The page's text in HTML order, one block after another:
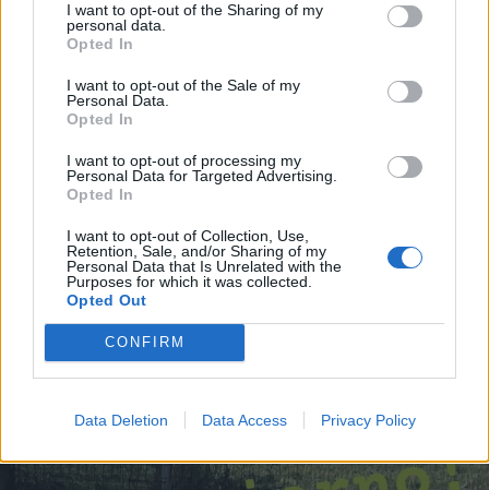
I want to opt-out of the Sharing of my
personal data.
Opted In
I want to opt-out of the Sale of my
Personal Data.
Opted In
I want to opt-out of processing my
Personal Data for Targeted Advertising.
Opted In
I want to opt-out of Collection, Use,
Retention, Sale, and/or Sharing of my
Personal Data that Is Unrelated with the
Purposes for which it was collected.
Opted Out
CONFIRM
Data Deletion Data Access Privacy Policy
13 Luglio alle ore 19:19
·Ti stimo ·Rispondi
Perla di Saggezza
Isotta livello 8
3 Luglio- 7.195 visualizzazioni
L'azione migliore è ill riposo💖💖💖💖💖💖💖